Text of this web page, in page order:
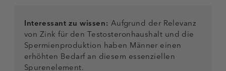
Interessant zu wissen: Aufgrund der Relevanz
von Zink für den Testosteronhaushalt und die
Spermienproduktion haben Männer einen
erhöhten Bedarf an diesem essenziellen
Spurenelement.